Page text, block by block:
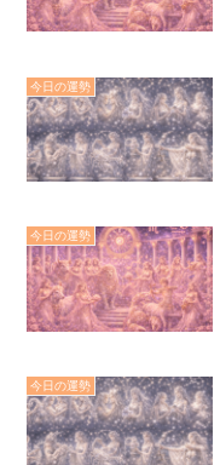
今日の運勢
今日の運勢
今日の運勢